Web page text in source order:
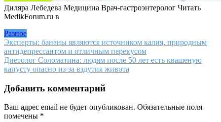
Диляра Лебедева Медицина Врач-гастроэнтеролог Читать
MedikForum.ru в
Разное
Навигация
по
записям
Эксперты: бананы являются источником калия, природным
антидепрессантом и отличным перекусом
Диетолог Соломатина: людям после 50 лет есть квашеную
капусту опасно из-за вздутия живота
Добавить комментарий
Ваш адрес email не будет опубликован. Обязательные поля
помечены *